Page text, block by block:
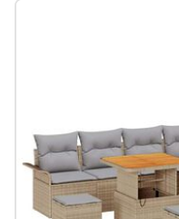
#sharemevidaxl